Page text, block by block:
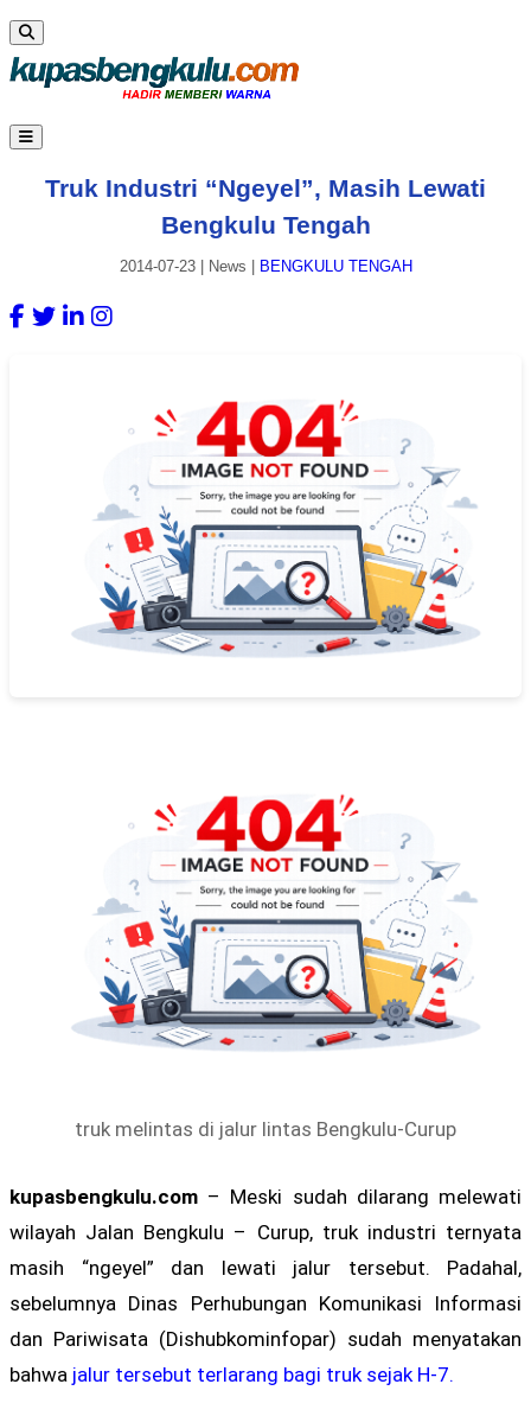
Truk Industri “Ngeyel”, Masih Lewati
Bengkulu Tengah
2014-07-23| News BENGKULU TENGAH
truk melintas di jalur lintas Bengkulu-Curup
kupasbengkulu.com – Meski sudah dilarang melewati
wilayah Jalan Bengkulu – Curup, truk industri ternyata
masih “ngeyel” dan lewati jalur tersebut. Padahal,
sebelumnya Dinas Perhubungan Komunikasi Informasi
dan Pariwisata (Dishubkominfopar) sudah menyatakan
bahwa jalur tersebut terlarang bagi truk sejak H-7.